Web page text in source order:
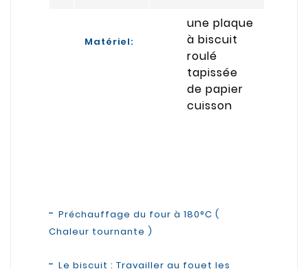
Matériel:
une plaque
à biscuit
roulé
tapissée
de papier
cuisson
- Préchauffage du four à 180°C (
Chaleur tournante )
- Le biscuit : Travailler au fouet les